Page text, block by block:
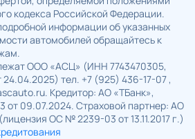
кодекса Российской Федерации.
информации об указанных
автомобилей обращайтесь к
ООО «АСЦ» (ИНН 7743470305,
24.04.2025) тел. +7 (925) 436-17-07 ,
Кредитор: АО «ТБанк»,
от 09.07.2024. Страховой партнер: АО
ОС № 2239-03 от 13.11.2017 г.)